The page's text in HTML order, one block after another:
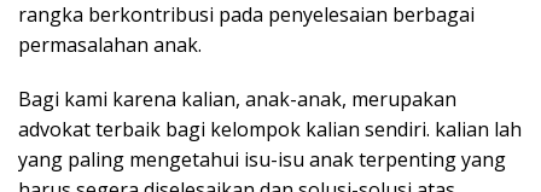
rangka berkontribusi pada penyelesaian berbagai
permasalahan anak.
Bagi kami karena kalian, anak-anak, merupakan
advokat terbaik bagi kelompok kalian sendiri. kalian lah
yang paling mengetahui isu-isu anak terpenting yang